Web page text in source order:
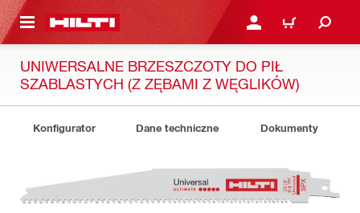
GŁÓWNEJ ZALOGUJ SIĘ LUB
KOSZYK
UNIWERSALNE BRZESZCZOTY DO PIŁ
SZABLASTYCH (Z ZĘBAMI Z WĘGLIKÓW)
Konfigurator Dane techniczne Dokumenty